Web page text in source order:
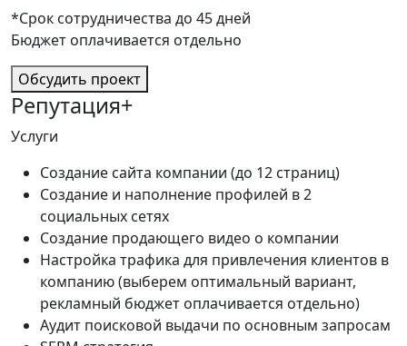
*Срок сотрудничества до 45 дней
Бюджет оплачивается отдельно
Обсудить проект
Репутация+
Услуги
Создание сайта компании (до 12 страниц)
Создание и наполнение профилей в 2
социальных сетях
Создание продающего видео о компании
Настройка трафика для привлечения клиентов в
компанию (выберем оптимальный вариант,
рекламный бюджет оплачивается отдельно)
Аудит поисковой выдачи по основным запросам